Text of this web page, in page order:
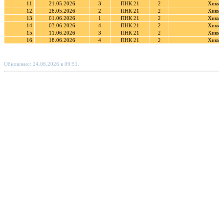
11.
21.05.2026 3 ПНК 21 2
12.
28.05.2026 2 ПНК 21 2
13.
01.06.2026 1 ПНК 21 2
14.
03.06.2026 4 ПНК 21 2
15.
11.06.2026 3 ПНК 21 2
16.
18.06.2026 4 ПНК 21 2
Обновлено: 24.06.2026 в 09:51.